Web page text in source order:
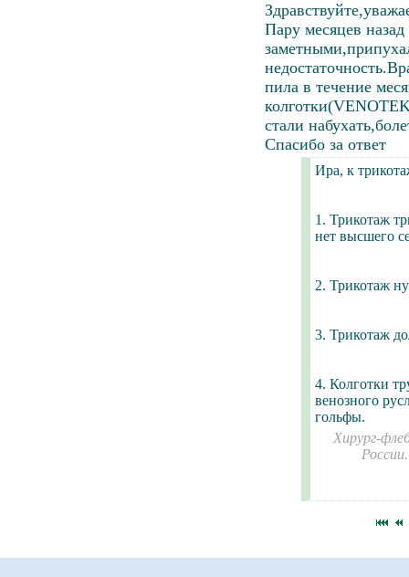
Пару месяцев
пила в течение
колготки
стали
Спасибо за ответ
Ира, к
1. Трикотаж
нет высшего
2. Трикотаж
3. Трикотаж
4. Колготки
венозного
гольфы.
Хирург-